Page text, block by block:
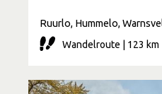
Wandelroute | 123 km